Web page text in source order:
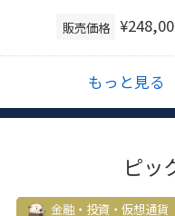
販売価格
もっと見る
ピッ
金融・投資・仮想通貨